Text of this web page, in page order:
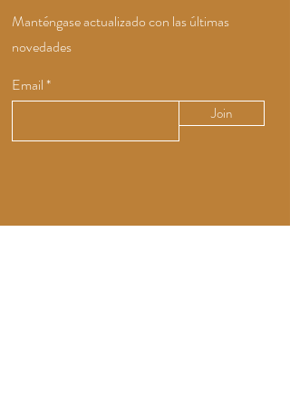
Manténgase actualizado con las últimas
novedades
Email
Join